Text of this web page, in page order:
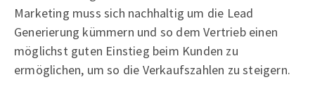
Marketing muss sich nachhaltig um die Lead
Generierung kümmern und so dem Vertrieb einen
möglichst guten Einstieg beim Kunden zu
ermöglichen, um so die Verkaufszahlen zu steigern.